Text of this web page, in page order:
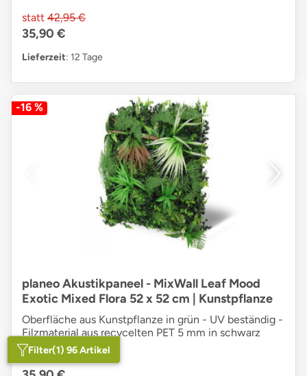
statt 42,95 €
35,90 €
Lieferzeit: 12 Tage
-16 %
planeo Akustikpaneel - MixWall Leaf Mood
Exotic Mixed Flora 52 x 52 cm | Kunstpflanze
Oberfläche aus Kunstpflanze in grün - UV beständig -
Filzmaterial aus recycelten PET 5 mm in schwarz
statt
42,95 €
Filter(1) 96 Artikel